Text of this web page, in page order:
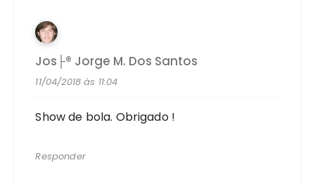
Jos├® Jorge M. Dos Santos
11/04/2018 às 11:04
Show de bola. Obrigado !
Responder